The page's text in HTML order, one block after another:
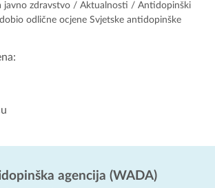
javno zdravstvo / Aktualnosti / Antidopinški
odlične ocjene Svjetske antidopinške
agencija (WADA)